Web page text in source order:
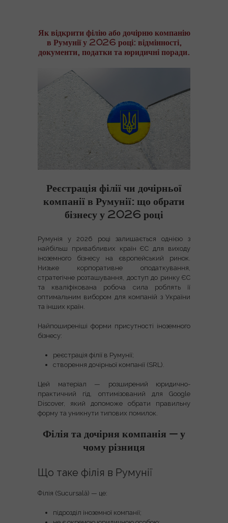
Як відкрити філію або дочірню компанію
в Румунії у 2026 році: відмінності,
документи, податки та юридичні поради.
Реєстрація філії чи дочірньої
компанії в Румунії: що обрати
бізнесу у 2026 році
Румунія у 2026 році залишається однією з
найбільш привабливих країн ЄС для виходу
іноземного бізнесу на європейський ринок.
Низьке корпоративне оподаткування,
стратегічне розташування, доступ до ринку ЄС
та кваліфікована робоча сила роблять її
оптимальним вибором для компаній з України
та інших країн.
Найпоширеніші форми присутності іноземного
бізнесу:
реєстрація філії в Румунії;
створення дочірньої компанії (SRL).
Цей матеріал — розширений юридично-
практичний гід, оптимізований для Google
Discover, який допоможе обрати правильну
форму та уникнути типових помилок.
Філія та дочірня компанія — у
чому різниця
Що таке філія в Румунії
Філія (Sucursală) — це:
підрозділ іноземної компанії;